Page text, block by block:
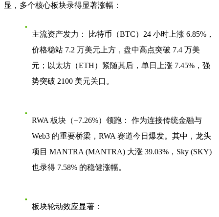
显，多个核心板块录得显著涨幅：
主流资产发力：
比特币（BTC）24 小时上涨 6.85%，
价格稳站 7.2 万美元上方，盘中高点突破 7.4 万美
元；以太坊（ETH）紧随其后，单日上涨 7.45%，强
势突破 2100 美元关口。
RWA 板块（+7.26%）领跑：
作为连接传统金融与
Web3 的重要桥梁，RWA 赛道今日爆发。其中，龙头
项目 MANTRA (MANTRA) 大涨 39.03% ， Sky (SKY)
也录得 7.58% 的稳健涨幅。
板块轮动效应显著：